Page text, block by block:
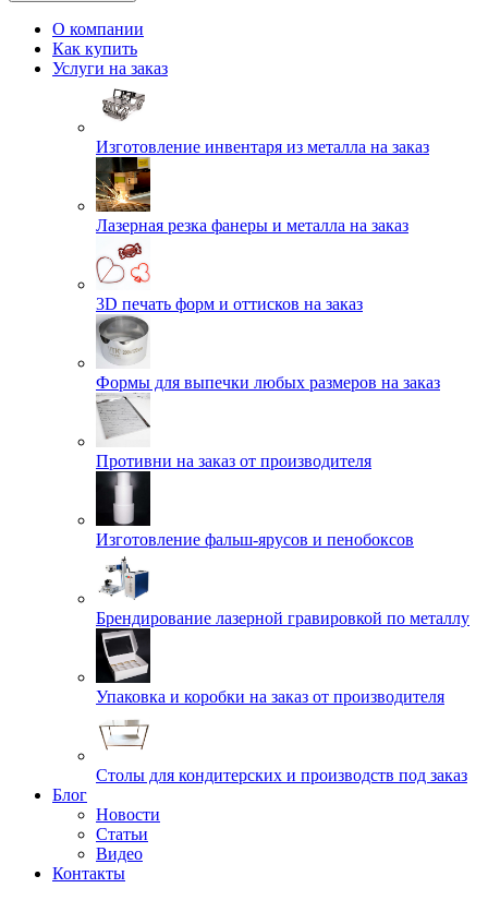
О компании
Как купить
Услуги на заказ
Изготовление инвентаря из металла на заказ
Лазерная резка фанеры и металла на заказ
3D печать форм и оттисков на заказ
Формы для выпечки любых размеров на заказ
Противни на заказ от производителя
Изготовление фальш-ярусов и пенобоксов
Брендирование лазерной гравировкой по металлу
Упаковка и коробки на заказ от производителя
Cтолы для кондитерских и производств под заказ
Блог
Новости
Статьи
Видео
Контакты